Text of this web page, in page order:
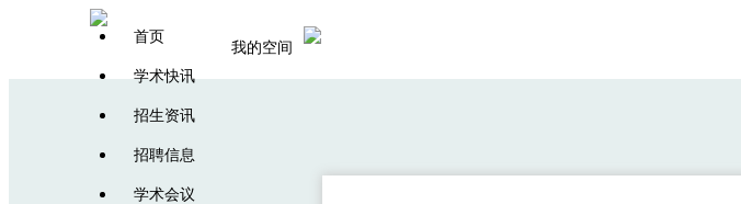
首页
学术快讯
招生资讯
招聘信息
学术会议
我的空间